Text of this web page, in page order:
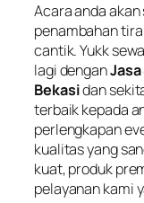
Acara anda
penambahan
cantik. Yukk
lagi dengan
Bekasidan
terbaik kepada
perlengkapan
kualitas yang
kuat, produk
pelayanan kami